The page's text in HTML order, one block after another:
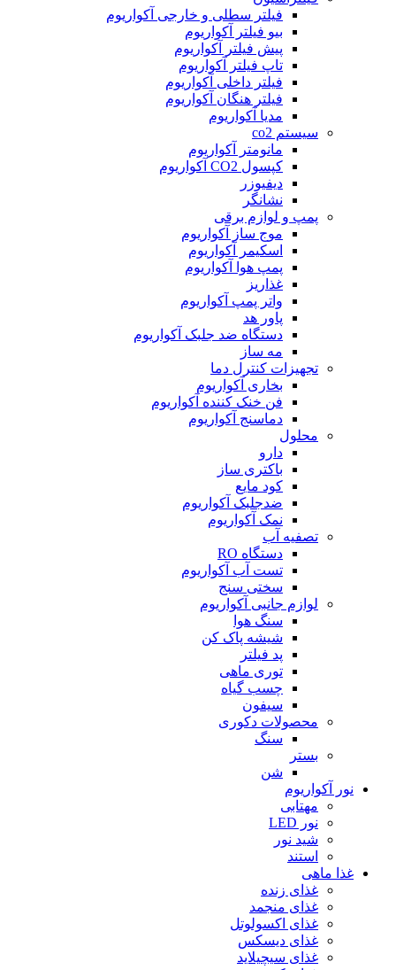
فیلتر سطلی و خارجی آکواریوم
بیو فیلتر آکواریوم
پیش فیلتر آکواریوم
تاپ فیلتر آکواریوم
فیلتر داخلی آکواریوم
فیلتر هنگان آکواریوم
مدیا آکواریوم
سیستم co2
مانومتر آکواریوم
کپسول CO2 آکواریوم
دیفیوزر
نشانگر
پمپ و لوازم برقی
موج ساز آکواریوم
اسکیمر آکواریوم
پمپ هوا آکواریوم
غذاریز
واتر پمپ آکواریوم
پاور هد
دستگاه ضد جلبک آکواریوم
مه ساز
تجهیزات کنترل دما
بخاری آکواریوم
فن خنک کننده آکواریوم
دماسنج آکواریوم
محلول
دارو
باکتری ساز
کود مایع
ضدجلبک آکواریوم
نمک آکواریوم
تصفیه آب
دستگاه RO
تست آب آکواریوم
سختی سنج
لوازم جانبی آکواریوم
سنگ هوا
شیشه پاک کن
پد فیلتر
توری ماهی
چسب گیاه
سیفون
محصولات دکوری
سنگ
بستر
شن
نور آکواریوم
مهتابی
نور LED
شید نور
استند
غذا ماهی
غذای زنده
غذای منجمد
غذای اکسولوتل
غذای دیسکس
غذای سیچیلاید